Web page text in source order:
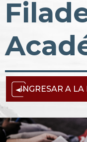
INGRESAR A